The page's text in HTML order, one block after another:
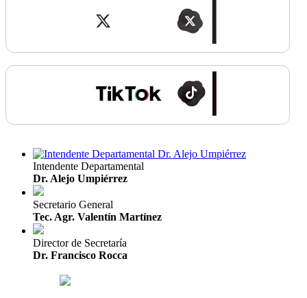
Intendente Departamental
Dr. Alejo Umpiérrez
Secretario General
Tec. Agr. Valentín Martínez
Director de Secretaría
Dr. Francisco Rocca